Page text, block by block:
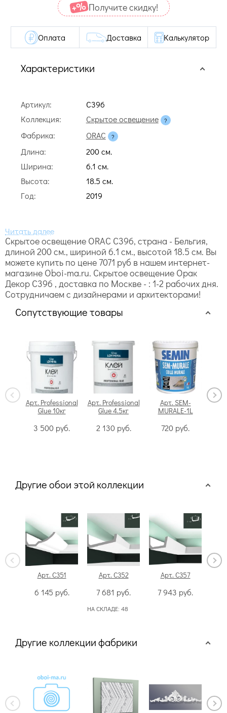
Получите cкидку!
Характеристики
Артикул:
C396
Коллекция:
Скрытое освещение
Фабрика:
ORAC
Длина:
200 cм.
Ширина:
6.1 cм.
Высота:
18.5 cм.
Год:
2019
Оплата Доставка Калькулятор
Скрытое освещение ORAC C396, страна - Бельгия,
длиной 200 cм., шириной 6.1 cм., высотой 18.5 cм. Вы
можете купить по цене 7071 руб в нашем интернет-
магазине Oboi-ma.ru. Скрытое освещение Орак
Декор C396 , доставка по Москве - : 1-2 рабочих дня.
Сотрудничаем с дизайнерами и архитекторами!
Сопутствующие товары
Арт. Professional
Glue 10кг
3 500 руб.
Арт. Professional
Glue 4.5кг
2 130 руб.
Арт. SEM-
MURALE-1L
720 руб.
Другие обои этой коллекции
Арт. C351
6 145 руб.
Арт. C352
7 681 руб.
НА СКЛАДЕ: 48
Арт. C357
7 943 руб.
Другие коллекции фабрики